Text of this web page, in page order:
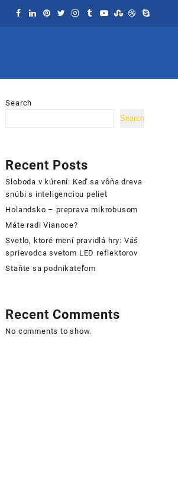
Search
Search
Recent Posts
Sloboda v kúrení: Keď sa vôňa dreva
snúbi s inteligenciou peliet
Holandsko – preprava mikrobusom
Máte radi Vianoce?
Svetlo, ktoré mení pravidlá hry: Váš
sprievodca svetom LED reflektorov
Staňte sa podnikateľom
Recent Comments
No comments to show.